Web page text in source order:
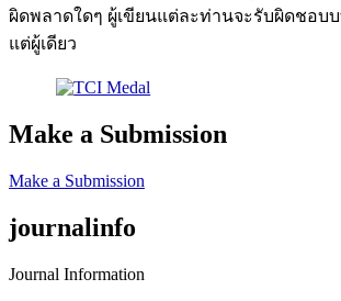
ผิดพลาดใดๆ ผู้เขียนแต่ละท่านจะรับผิดชอบ
แต่ผู้เดียว
Make a Submission
Make a Submission
journalinfo
Journal Information